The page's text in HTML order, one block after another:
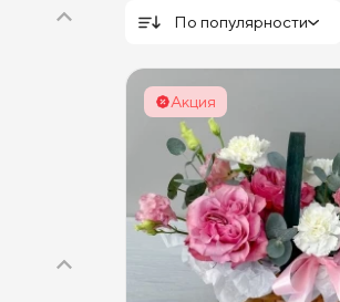
По популярности
Акция